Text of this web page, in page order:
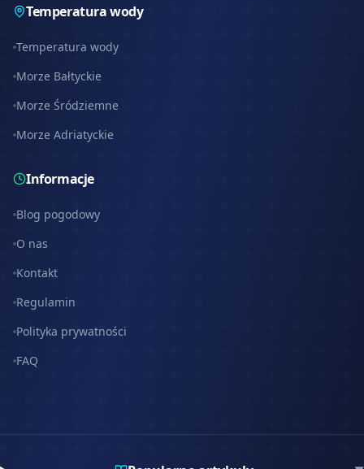
Temperatura wody
Temperatura wody
Morze Bałtyckie
Morze Śródziemne
Morze Adriatyckie
Informacje
Blog pogodowy
O nas
Kontakt
Regulamin
Polityka prywatności
FAQ